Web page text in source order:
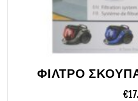
ΦΙΛΤΡΟ
€